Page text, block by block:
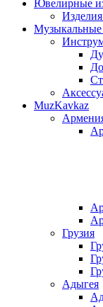
Ювелирные
Изделия
MuzKavkaz
Грузия
Адыгея